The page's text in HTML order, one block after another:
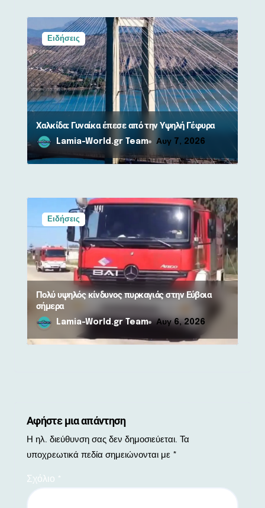
Ειδήσεις
Χαλκίδα: Γυναίκα έπεσε από την Υψηλή Γέφυρα
Lamia-World.gr Team Αυγ 7, 2026
Ειδήσεις
Πολύ υψηλός κίνδυνος πυρκαγιάς στην Εύβοια
σήμερα
Lamia-World.gr Team Αυγ 6, 2026
Αφήστε μια απάντηση
Η ηλ. διεύθυνση σας δεν δημοσιεύεται. Τα
υποχρεωτικά πεδία σημειώνονται με *
Σχόλιο *